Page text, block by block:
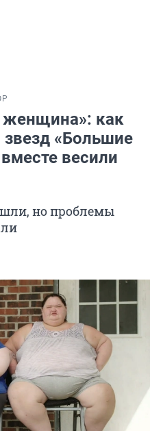
женщина»: как
«Большие
весили
но проблемы